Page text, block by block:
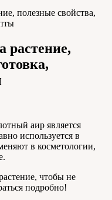
полезные свойства,
растение,
аир является
используется в
в косметологии,
чтобы не
подробно!